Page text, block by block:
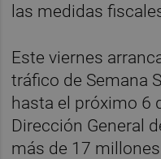
las medidas
Este viernes
tráfico de Semana
hasta el próximo 6
Dirección General
más de 17